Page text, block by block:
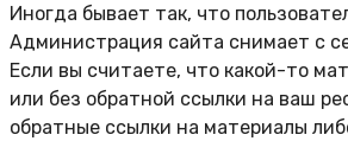
Иногда бывает так, что
Администрация сайта снимает с
Если вы считаете, что какой-то
или без обратной ссылки на ваш
обратные ссылки на материалы